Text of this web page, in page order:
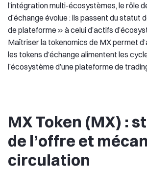
l’intégration multi-écosystèmes, le rôle
d’échange évolue : ils passent du statut
de plateforme » à celui d’actifs
Maîtriser la tokenomics de MX permet
les tokens d’échange alimentent les
l’écosystème d’une plateforme de
MX Token (MX) :
de l’offre et
circulation